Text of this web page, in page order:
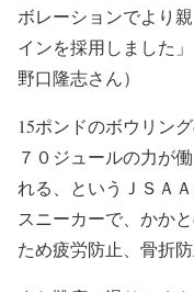
ボレーションでより
インを採用しました
野口隆志さん）
15ポンドのボウリン
７０ジュールの力が
れる、というＪＳＡ
スニーカーで、かか
ため疲労防止、骨折